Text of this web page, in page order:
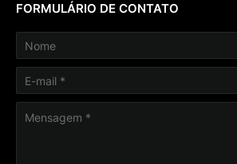
FORMULÁRIO DE CONTATO